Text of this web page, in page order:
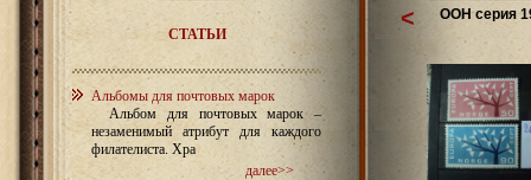
СТАТЬИ
Альбомы для почтовых марок
Альбом для почтовых марок –
незаменимый атрибут для каждого
филателиста. Хра
далее>>
ООН серия
<